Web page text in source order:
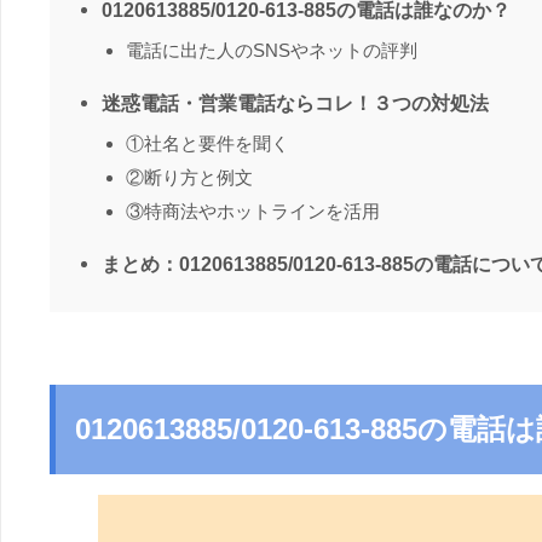
0120613885/0120-613-885の電話は誰なのか？
電話に出た人のSNSやネットの評判
迷惑電話・営業電話ならコレ！３つの対処法
①社名と要件を聞く
②断り方と例文
③特商法やホットラインを活用
まとめ：0120613885/0120-613-885の電話につい
0120613885/0120-613-885の電話